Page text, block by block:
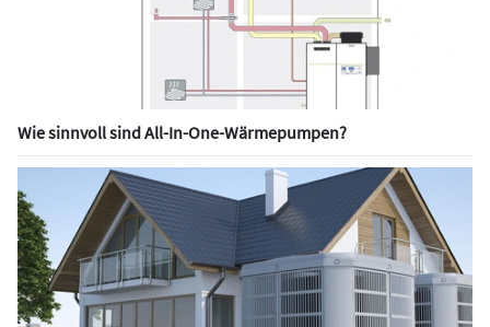
Wie sinnvoll sind All-In-One-Wärmepumpen?